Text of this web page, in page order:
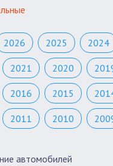
2026 2025 2024
2021 2020
2016 2015
2011 2010
автомобилей